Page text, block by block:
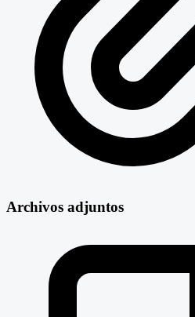
Archivos adjuntos